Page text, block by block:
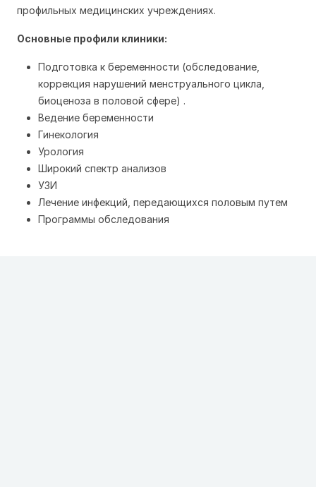
профильных медицинских учреждениях.
Основные профили клиники:
Подготовка к беременности (обследование,
коррекция нарушений менструального цикла,
биоценоза в половой сфере) .
Ведение беременности
Гинекология
Урология
Широкий спектр анализов
УЗИ
Лечение инфекций, передающихся половым путем
Программы обследования